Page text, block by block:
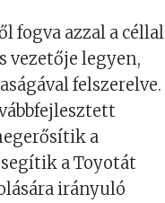
fogva azzal a céllal
vezetője legyen,
felszerelve.
a
a Toyotát
irányuló